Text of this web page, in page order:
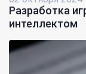
Разработка
интеллектом